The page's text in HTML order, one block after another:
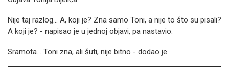
Nije taj razlog... A, koji je? Zna samo Toni, a nije to što su pisali?
A koji je? - napisao je u jednoj objavi, pa nastavio:
Sramota... Toni zna, ali šuti, nije bitno - dodao je.